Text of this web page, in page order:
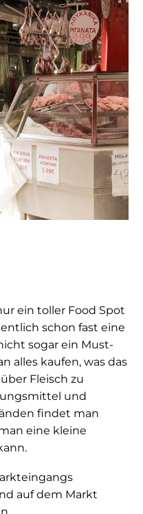
ein toller Food Spot
schon fast eine
sogar ein Must-
alles kaufen, was das
Fleisch zu
und
findet man
eine kleine
auf dem Markt